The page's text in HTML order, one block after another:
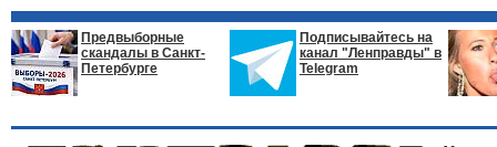
Предвыборные
скандалы в Санкт-
Петербурге
Подписывайтесь на
канал "Ленправды" в
Telegram